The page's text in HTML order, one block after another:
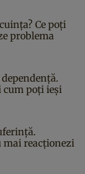
Ce poți
problema
cum poți ieși
mai reacționezi